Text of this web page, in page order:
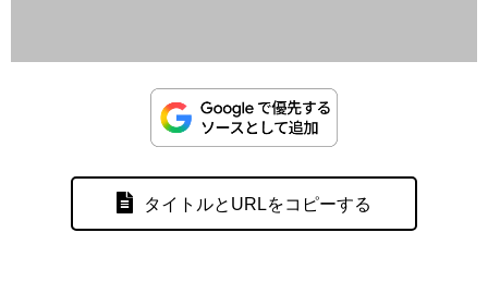
タイトルとURLをコピーする